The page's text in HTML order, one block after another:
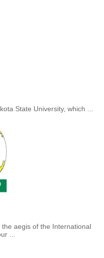
State University, which ...
aegis of the International
...